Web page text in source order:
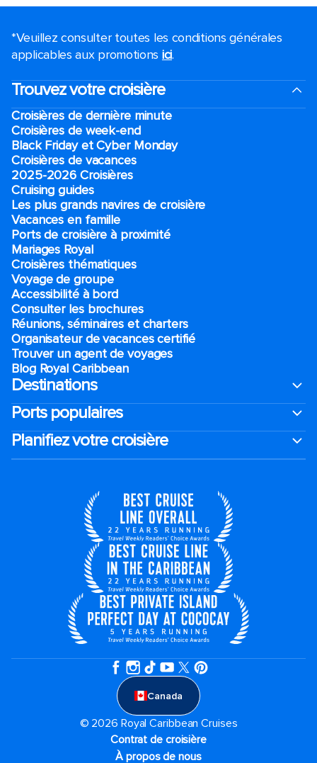
*Veuillez consulter toutes les conditions générales
applicables aux promotions ici.
Trouvez votre croisière
Croisières de dernière minute
Croisières de week-end
Black Friday et Cyber Monday
Croisières de vacances
2025-2026 Croisières
Cruising guides
Les plus grands navires de croisière
Vacances en famille
Ports de croisière à proximité
Mariages Royal
Croisières thématiques
Voyage de groupe​
Accessibilité à bord​
Consulter les brochures
Réunions, séminaires et charters
Organisateur de vacances certifié
Trouver un agent de voyages
Blog Royal Caribbean
Destinations
Ports populaires
Planifiez votre croisière
Canada
© 2026 Royal Caribbean Cruises
Contrat de croisière
À propos de nous